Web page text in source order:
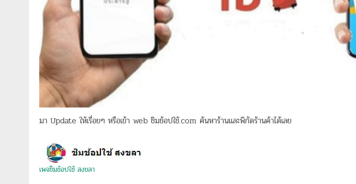
มา Update ให้เรื่อยๆ หรือเข้า web ชิมช้อปใช้.com ค้นหาร้านและพิกัดร้านค้าได้เลย
เพจชิมช้อปใช้ สงขลา